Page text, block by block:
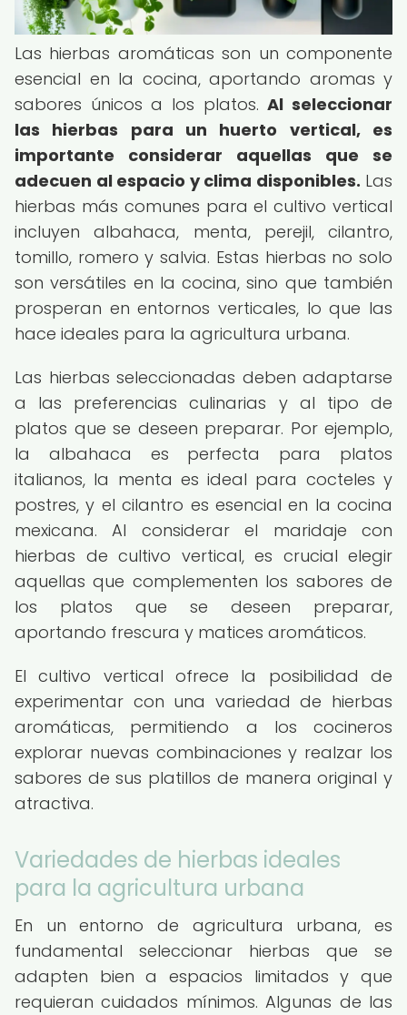
Las hierbas aromáticas son un componente
esencial en la cocina, aportando aromas y
sabores únicos a los platos.Al seleccionar
las hierbas para un huerto vertical, es
importante considerar aquellas que se
adecuen al espacio y clima disponibles. Las
hierbas más comunes para el cultivo vertical
incluyen albahaca, menta, perejil, cilantro,
tomillo, romero y salvia. Estas hierbas no solo
son versátiles en la cocina, sino que también
prosperan en entornos verticales, lo que las
hace ideales para la agricultura urbana.
Las hierbas seleccionadas deben adaptarse
a las preferencias culinarias y al tipo de
platos que se deseen preparar. Por ejemplo,
la albahaca es perfecta para platos
italianos, la menta es ideal para cocteles y
postres, y el cilantro es esencial en la cocina
mexicana. Al considerar el maridaje con
hierbas de cultivo vertical, es crucial elegir
aquellas que complementen los sabores de
los platos que se deseen preparar,
aportando frescura y matices aromáticos.
El cultivo vertical ofrece la posibilidad de
experimentar con una variedad de hierbas
aromáticas, permitiendo a los cocineros
explorar nuevas combinaciones y realzar los
sabores de sus platillos de manera original y
atractiva.
Variedades de hierbas ideales
para la agricultura urbana
En un entorno de agricultura urbana, es
fundamental seleccionar hierbas que se
adapten bien a espacios limitados y que
requieran cuidados mínimos. Algunas de las